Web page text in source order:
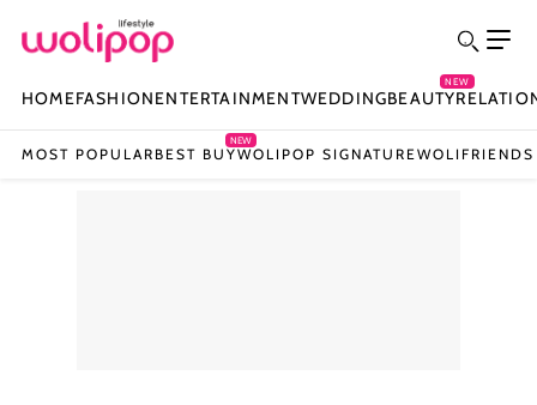
HOMEFASHIONENTERTAINMENTWEDDINGBEAUTY
NEW
MOST POPULAR BEST BUY
NEW
WOLIPOP SIGNATUREWOLIFRIENDS